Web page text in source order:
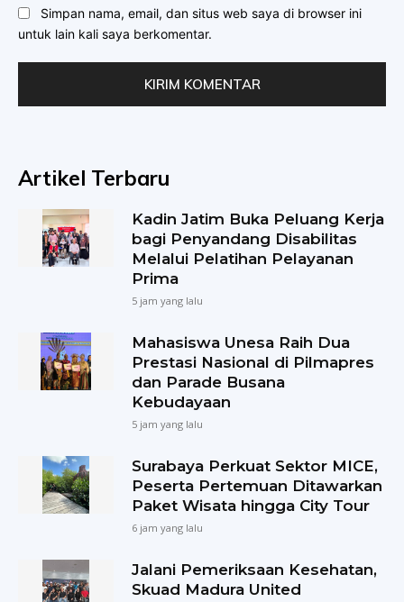
Simpan nama, email, dan situs web saya di browser ini
untuk lain kali saya berkomentar.
Artikel Terbaru
Kadin Jatim Buka Peluang Kerja
bagi Penyandang Disabilitas
Melalui Pelatihan Pelayanan
Prima
5 jam yang lalu
Mahasiswa Unesa Raih Dua
Prestasi Nasional di Pilmapres
dan Parade Busana
Kebudayaan
5 jam yang lalu
Surabaya Perkuat Sektor MICE,
Peserta Pertemuan Ditawarkan
Paket Wisata hingga City Tour
6 jam yang lalu
Jalani Pemeriksaan Kesehatan,
Skuad Madura United